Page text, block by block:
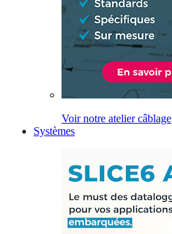
Voir notre atelier câblage
Systèmes